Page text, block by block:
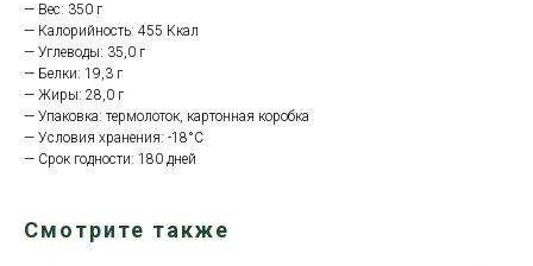
— Вес: 350 г
— Калорийность: 455 Ккал
— Углеводы: 35,0 г
— Белки: 19,3 г
— Жиры: 28,0 г
— Упаковка: термолоток, картонная коробка
— Условия хранения: -18°С
— Срок годности: 180 дней
Смотрите также